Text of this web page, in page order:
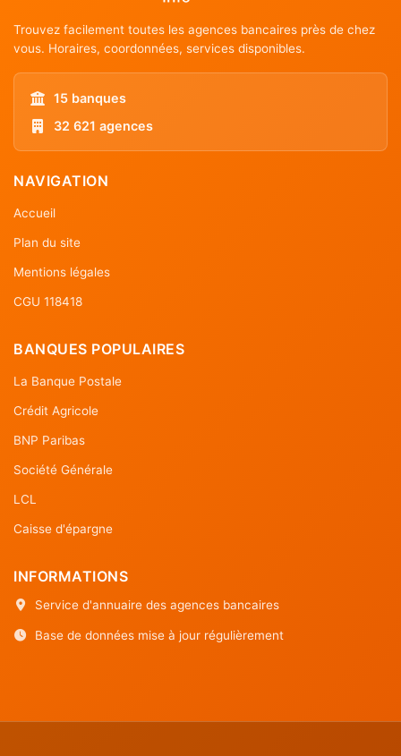
Trouvez facilement toutes les agences bancaires près de chez
vous. Horaires, coordonnées, services disponibles.
15 banques
32 621 agences
NAVIGATION
Accueil
Plan du site
Mentions légales
CGU 118418
BANQUES POPULAIRES
La Banque Postale
Crédit Agricole
BNP Paribas
Société Générale
LCL
Caisse d'épargne
INFORMATIONS
Service d'annuaire des agences bancaires
Base de données mise à jour régulièrement